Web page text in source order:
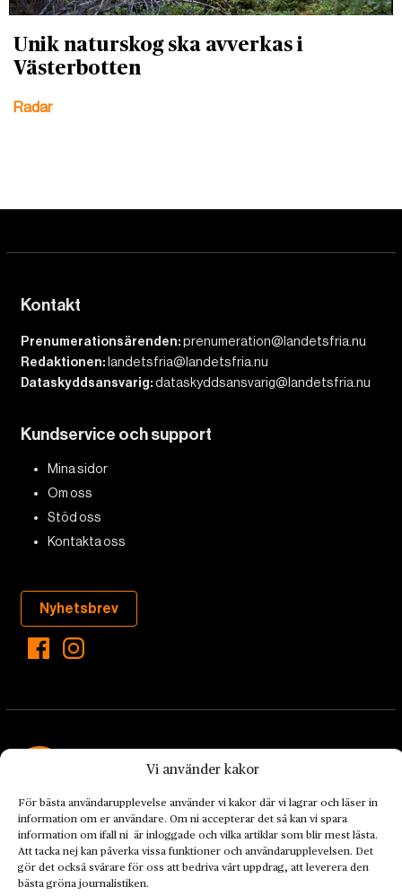
Vi använder kakor
För bästa användarupplevelse använder vi kakor där vi lagrar och läser in
information om er användare. Om ni accepterar det så kan vi spara
information om ifall ni är inloggade och vilka artiklar som blir mest lästa.
Att tacka nej kan påverka vissa funktioner och användarupplevelsen. Det
gör det också svårare för oss att bedriva vårt uppdrag, att leverera den
bästa gröna journalistiken.
Unik naturskog ska avverkas i
Västerbotten
Radar
Kontakt
Prenumerationsärenden:prenumeration@landetsfria.nu
Redaktionen: landetsfria@landetsfria.nu
Dataskyddsansvarig:dataskyddsansvarig@landetsfria.nu
Kundservice och support
Mina sidor
Om oss
Stöd oss
Kontakta oss
Nyhetsbrev
Landets Fria Tidning är en nyhetstidning med bred bevakning av
det viktigaste som händer lokalt och globalt och med fokus på
omställningsrörelsen. En omställning till ett hållbart samhälle går
både via starka och lika rättigheter för alla människor, minskade